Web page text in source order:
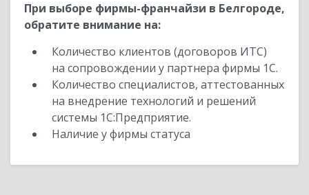
При выборе фирмы-франчайзи в Белгороде,
обратите внимание на:
Количество клиентов (договоров ИТС)
на сопровождении у партнера фирмы 1С.
Количество специалистов, аттестованных
на внедрение технологий и решений
системы 1С:Предприятие.
Наличие у фирмы статуса